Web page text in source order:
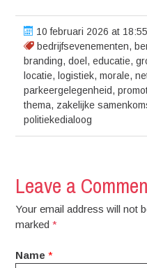
10 februari 2026 at 18:55
bedrijfsevenementen,
branding,doel ,educatie,
locatie, logistiek,morale,
parkeergelegenheid,
thema, zakelijke
politiekedialoog
Leave a
Your email address will not
marked*
Name *